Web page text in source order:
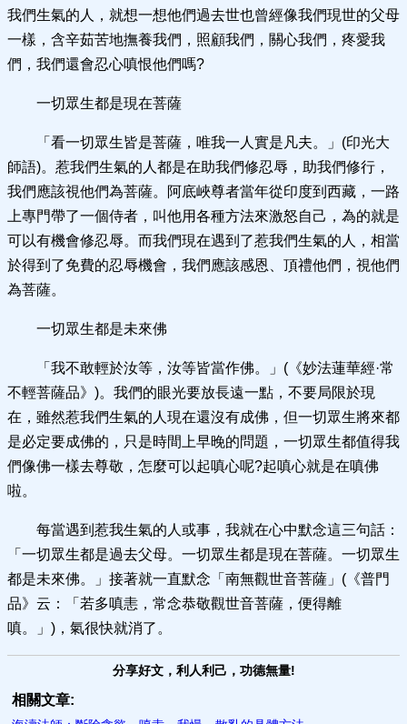
我們生氣的人，就想一想他們過去世也曾經像我們現世的父母
一樣，含辛茹苦地撫養我們，照顧我們，關心我們，疼愛我
們，我們還會忍心嗔恨他們嗎?
一切眾生都是現在菩薩
「看一切眾生皆是菩薩，唯我一人實是凡夫。」(印光大
師語)。惹我們生氣的人都是在助我們修忍辱，助我們修行，
我們應該視他們為菩薩。阿底峽尊者當年從印度到西藏，一路
上專門帶了一個侍者，叫他用各種方法來激怒自己，為的就是
可以有機會修忍辱。而我們現在遇到了惹我們生氣的人，相當
於得到了免費的忍辱機會，我們應該感恩、頂禮他們，視他們
為菩薩。
一切眾生都是未來佛
「我不敢輕於汝等，汝等皆當作佛。」(《妙法蓮華經·常
不輕菩薩品》)。我們的眼光要放長遠一點，不要局限於現
在，雖然惹我們生氣的人現在還沒有成佛，但一切眾生將來都
是必定要成佛的，只是時間上早晚的問題，一切眾生都值得我
們像佛一樣去尊敬，怎麼可以起嗔心呢?起嗔心就是在嗔佛
啦。
每當遇到惹我生氣的人或事，我就在心中默念這三句話：
「一切眾生都是過去父母。一切眾生都是現在菩薩。一切眾生
都是未來佛。」接著就一直默念「南無觀世音菩薩」(《普門
品》云：「若多嗔恚，常念恭敬觀世音菩薩，便得離
嗔。」)，氣很快就消了。
分享好文，利人利己，功德無量!
相關文章: